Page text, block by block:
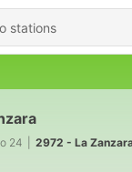
24 2972 - La